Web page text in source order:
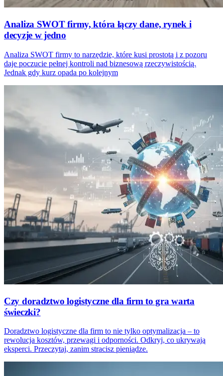
Analiza SWOT firmy, która łączy dane, rynek i
decyzje w jedno
Analiza SWOT firmy to narzędzie, które kusi prostotą i z pozoru
daje poczucie pełnej kontroli nad biznesową rzeczywistością.
Jednak gdy kurz opada po kolejnym
Czy doradztwo logistyczne dla firm to gra warta
świeczki?
Doradztwo logistyczne dla firm to nie tylko optymalizacja – to
rewolucja kosztów, przewagi i odporności. Odkryj, co ukrywają
eksperci. Przeczytaj, zanim stracisz pieniądze.